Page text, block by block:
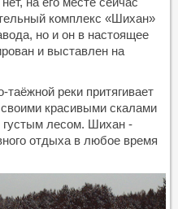
комплекс «Шихан»
но и он в настоящее
и выставлен на
таёжной реки притягивает
красивыми скалами
лесом. Шихан -
отдыха в любое время